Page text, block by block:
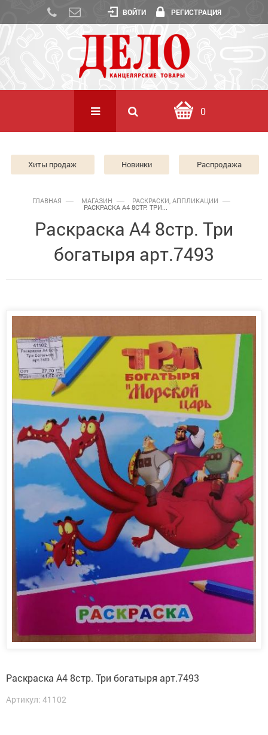
ВОЙТИ РЕГИСТРАЦИЯ
0
Хиты продаж Новинки Распродажа
ГЛАВНАЯ МАГАЗИН РАСКРАСКИ, АППЛИКАЦИИ
РАСКРАСКА А4 8СТР. ТРИ...
Раскраска А4 8стр. Три
богатыря арт.7493
Раскраска А4 8стр. Три богатыря арт.7493
Артикул: 41102